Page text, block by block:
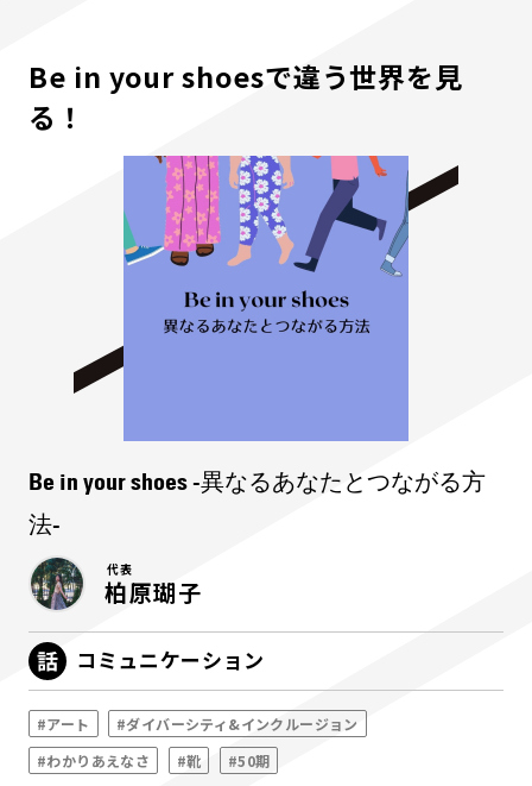
Be in your shoesで違う世界を見
る！
Be in your shoes -異なるあなたとつながる方
法-
代表
柏原瑚子
コミュニケーション
#アート
#ダイバーシティ&インクルージョン
#わかりあえなさ
#靴 #50期